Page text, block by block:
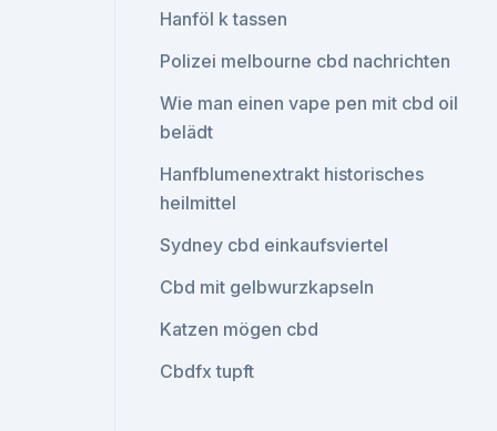
Hanföl k tassen
Polizei melbourne cbd nachrichten
Wie man einen vape pen mit cbd oil
belädt
Hanfblumenextrakt historisches
heilmittel
Sydney cbd einkaufsviertel
Cbd mit gelbwurzkapseln
Katzen mögen cbd
Cbdfx tupft